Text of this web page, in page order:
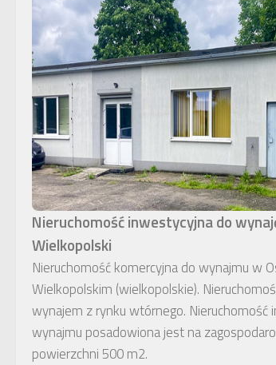
Nieruchomość inwestycyjna do
Wielkopolski
Nieruchomość komercyjna do wynajmu w
Wielkopolskim (wielkopolskie).
wynajem z rynku wtórnego. Nieruchomość
wynajmu posadowiona jest na
powierzchni 500 m2.